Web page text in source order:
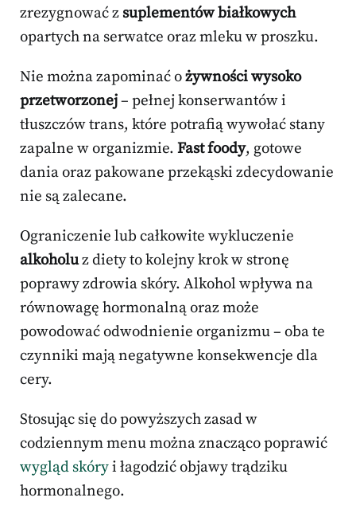
zrezygnować z suplementów białkowych
opartych na serwatce oraz mleku w proszku.
Nie można zapominać ożywności wysoko
przetworzonej– pełnej konserwantów i
tłuszczów trans, które potrafią wywołać stany
zapalne w organizmie. Fast foody, gotowe
dania oraz pakowane przekąski zdecydowanie
nie są zalecane.
Ograniczenie lub całkowite wykluczenie
alkoholuz diety to kolejny krok w stronę
poprawy zdrowia skóry. Alkohol wpływa na
równowagę hormonalną oraz może
powodować odwodnienie organizmu – oba te
czynniki mają negatywne konsekwencje dla
cery.
Stosując się do powyższych zasad w
codziennym menu można znacząco poprawić
wygląd skóryi łagodzić objawy trądziku
hormonalnego.